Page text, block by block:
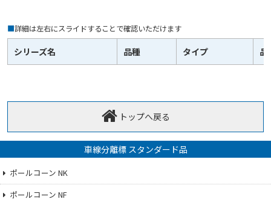
■詳細は左右にスライドすることで確認いただけます
シリーズ名 品種 タイプ 品
トップへ戻る
車線分離標 スタンダード品
ポールコーン NK
ポールコーン NF